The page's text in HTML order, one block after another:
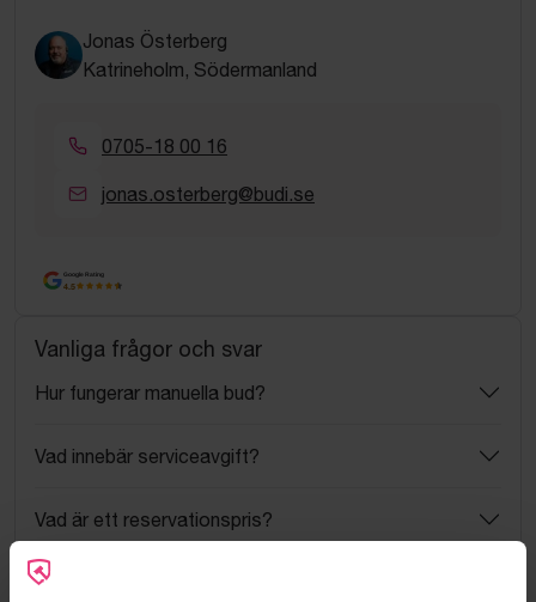
Jonas Österberg
Katrineholm, Södermanland
0705-18 00 16
jonas.osterberg@budi.se
Google Rating
4.5
Vanliga frågor och svar
Hur fungerar manuella bud?
Vad innebär serviceavgift?
Vad är ett reservationspris?
Hur fungerar maxbud?